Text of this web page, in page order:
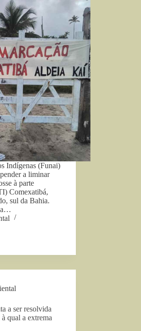
Indígenas (Funai)
a liminar
à parte
Comexatibá,
sul da Bahia.
a ser resolvida
qual a extrema